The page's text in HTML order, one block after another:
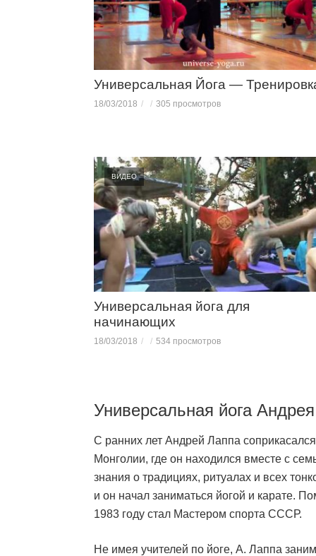
Универсальная Йога —
18/03/2018 305 просмотров
ВИДЕО
Универсальная йога для
начинающих
18/03/2018 534 просмотров
Универсальная йога
С ранних лет Андрей Лаппа
Монголии, где он находился вместе с
знания о традициях, ритуалах и всех
и он начал заниматься йогой и карате.
1983 году стал Мастером спорта СССР.
Не имея учителей по йоге, А. Лаппа